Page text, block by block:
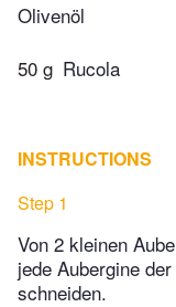
Olivenöl
50 g Rucola
INSTRUCTIONS
Step 1
Von 2 kleinen
jede Aubergine
schneiden.